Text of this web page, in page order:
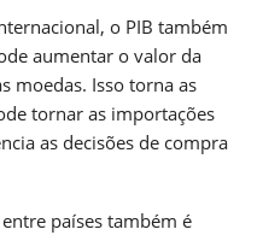
o PIB também
aumentar o valor da
moedas. Isso torna as
tornar as importações
as decisões de compra
países também é